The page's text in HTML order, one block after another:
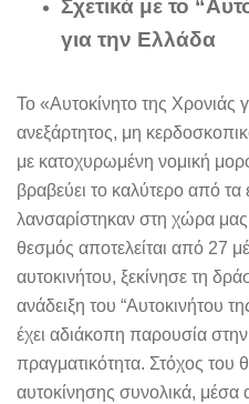
Σχετικά με το
για την Ελλάδα
Το «Αυτοκίνητο της Χρονιάς
ανεξάρτητος, μη
με κατοχυρωμένη νομική
βραβεύει το καλύτερο από
λανσαρίστηκαν στη χώρα
θεσμός αποτελείται από 27
αυτοκινήτου, ξεκίνησε τη
ανάδειξη του “Αυτοκινήτου
έχει αδιάκοπη παρουσία στην
πραγματικότητα. Στόχος του
αυτοκίνησης συνολικά, μέσα